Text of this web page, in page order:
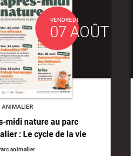
VENDREDI
07 AOÛT
ANIMALIER
midi nature au parc
: Le cycle de la vie
animalier